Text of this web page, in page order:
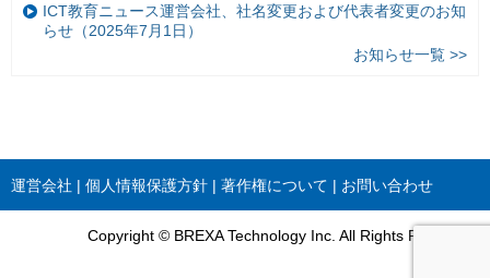
ICT教育ニュース運営会社、社名変更および代表者変更のお知
らせ（2025年7月1日）
お知らせ一覧 >>
運営会社 個人情報保護方針 著作権について お問い合わせ
Copyright © BREXA Technology Inc. All Rights Reserved.